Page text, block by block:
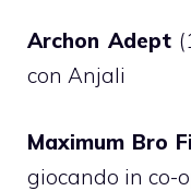
Archon Adept
con Anjali
Maximum Bro
giocando in co-